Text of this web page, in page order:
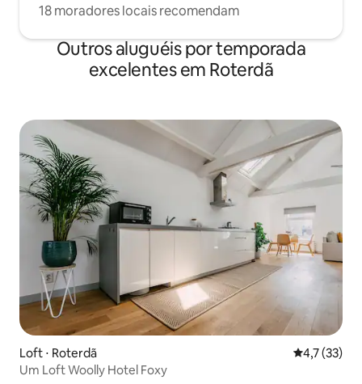
18 moradores locais recomendam
Outros aluguéis por temporada
excelentes em Roterdã
Loft ⋅ Roterdã 4,7 de uma
4,7 (33)
Um Loft Woolly Hotel Foxy